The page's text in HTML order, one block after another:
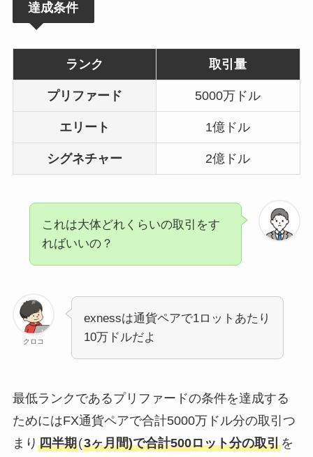
達成条件
ランク 取引量
プリファード 5000万ドル
エリート 1億ドル
シグネチャー 2億ドル
これは大体どれくらいの取引をす
ればいいの？
クロコ
exnessは通貨ペアで1ロットあたり
10万ドルだよ
最低ランクであるプリファードの条件を達成する
ためにはFX通貨ペアで合計5000万ドル分の取引つ
まり 四半期(3ヶ月間)で合計500ロット分の取引を